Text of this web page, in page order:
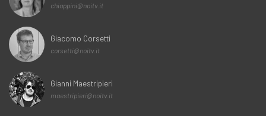
chiappini@noitv.it
Giacomo Corsetti
corsetti@noitv.it
Gianni Maestripieri
maestripieri@noitv.it